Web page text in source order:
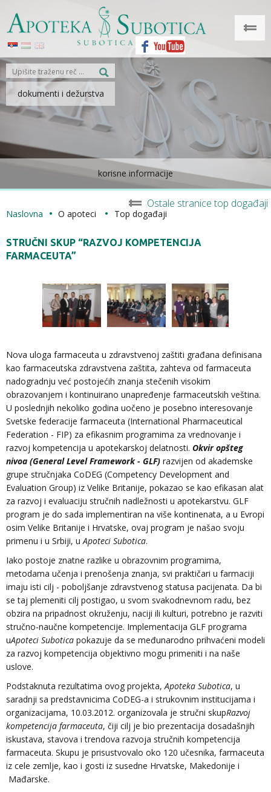
dokumenti i dežurstva
korisne informacije
Ostale stranice top događaji
Naslovna O apoteci Top događaji
STRUČNI SKUP “RAZVOJ KOMPETENCIJA
FARMACEUTA”
Nova uloga farmaceuta u zdravstvenoj zaštiti građana definisana
kao farmaceutska zdravstvena zaštita, zahteva od farmaceuta
nadogradnju već postojećih znanja stečenih visokim
obrazovanjem i kontinuirano unapređenje farmaceutskih veština.
U poslednjih nekoliko godina uočeno je posebno interesovanje
Svetske federacije farmaceuta (International Pharmaceutical
Federation - FIP) za efikasnim programima za vrednovanje i
razvoj kompetencija u apotekarskoj delatnosti. Okvir opšteg
nivoa (General Level Framework - GLF) razvijen od akademske
grupe stručnjaka CoDEG (Competency Development and
Evaluation Group) iz Velike Britanije, pokazao se kao efikasan alat
za razvoj i evaluaciju stručnih nadležnosti u apotekarstvu. GLF
program je do sada implementiran na više kontinenata, a u Evropi
osim Velike Britanije i Hrvatske, ovaj program je našao svoju
primenu i u Srbiji, uApoteci Subotica.
Iako postoje znatne razlike u obrazovnim programima,
metodama učenja i prenošenja znanja, svi praktičari u farmaciji
imaju isti cilj - poboljšanje zdravstvenog statusa pacijenata. Da bi
se taj plemeniti cilj postigao, u svom svakodnevnom radu, bez
obzira na pripadnost okruženju, naciji ili kulturi, potrebno je razviti
stručno-naučne kompetencije. Implementacija GLF programa
uApoteci Subotica pokazuje da se međunarodno prihvaćeni modeli
za razvoj kompetencija objektivno mogu primeniti i na naše
uslove.
Podstaknuta rezultatima ovog projekta,Apoteka Subotica, u
saradnji sa predstavnicima CoDEG-a i strukovnim institucijama i
organizacijama, 10.03.2012. organizovala je stručni skupRazvoj
kompetencija farmaceuta, čiji cilj je bio prezentacija dosadašnjih
iskustava, stavova i trendova razvoja stručnih kompetencija
farmaceuta. Skupu je prisustvovalo oko 120 učesnika, farmaceuta
iz cele zemlje, kao i gosti iz susedne Hrvatske, Makedonije i
Mađarske.